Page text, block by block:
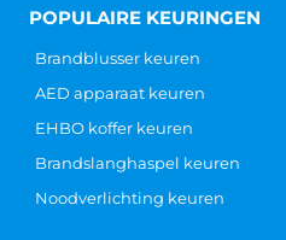
POPULAIRE KEURINGEN
Brandblusser keuren
AED apparaat keuren
EHBO koffer keuren
Brandslanghaspel keuren
Noodverlichting keuren